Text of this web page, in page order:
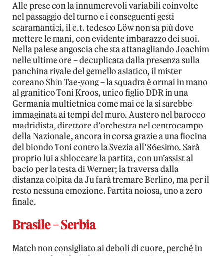
Alle prese con la innumerevoli variabili coinvolte
nel passaggio del turno e i conseguenti gesti
scaramantici, il c.t. tedesco Löw non sa più dove
mettere le mani, con evidente imbarazzo dei suoi.
Nella palese angoscia che sta attanagliando Joachim
nelle ultime ore – decuplicata dalla presenza sulla
panchina rivale del gemello asiatico, il mister
coreano Shin Tae-yong – la squadra è ormai in mano
al granitico Toni Kroos, unico figlio DDR in una
Germania multietnica come mai ce la si sarebbe
immaginata ai tempi del muro. Austero nel barocco
madridista, direttore d’orchestra nel centrocampo
della Nazionale, ancora in corsa grazie a una fiocina
del biondo Toni contro la Svezia all’86esimo. Sarà
proprio lui a sbloccare la partita, con un’assist al
bacio per la testa di Werner; la traversa dalla
distanza colpita da Ju farà tremare Berlino, ma per il
resto nessuna emozione. Partita noiosa, uno a zero
finale.
Brasile – Serbia
Match non consigliato ai deboli di cuore, perché in